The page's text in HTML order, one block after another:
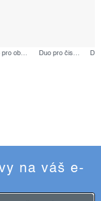
Duo pro obnovu a revitalizaci pleti, výhodný set Duo pro čistší a vyhlazenější pleť, výhodný set
na váš e-